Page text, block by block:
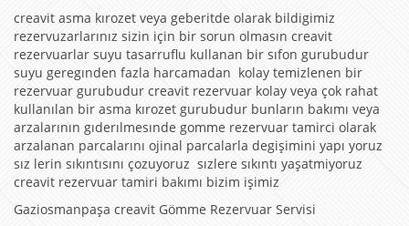
creavit asma kırozet veya geberitde olarak bildigimiz
rezervuzarlarınız sizin için bir sorun olmasın creavit
rezervuarlar suyu tasarruflu kullanan bir sıfon gurubudur
suyu geregınden fazla harcamadan kolay temizlenen bir
rezervuar gurubudur creavit rezervuar kolay veya çok rahat
kullanılan bir asma kırozet gurubudur bunların bakımı veya
arzalarının gıderılmesınde gomme rezervuar tamirci olarak
arzalanan parcalarını ojinal parcalarla degişimini yapı yoruz
sız lerin sıkıntısını çozuyoruz sızlere sıkıntı yaşatmiyoruz
creavit rezervuar tamiri bakımı bizim işimiz
Gaziosmanpaşa creavit Gömme Rezervuar Servisi